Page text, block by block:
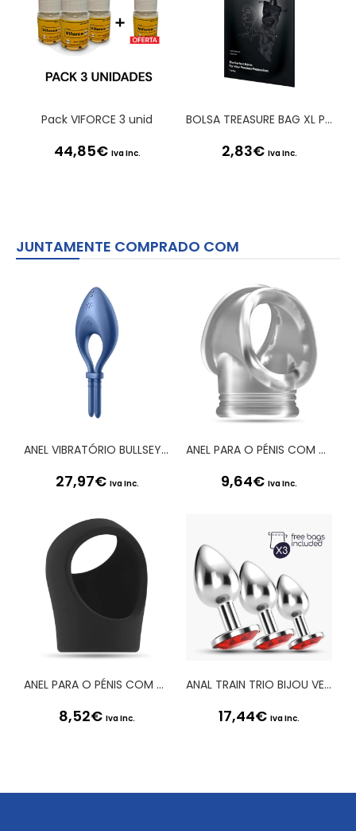
Pack VIFORCE 3 unid
44,85€ Iva Inc.
BOLSA TREASURE BAG XL PRETA SATISFYER
2,83€ Iva Inc.
JUNTAMENTE COMPRADO COM
ANEL VIBRATÓRIO BULLSEYE COM APP SATISFYER AZUL
27,97€ Iva Inc.
ANEL PARA O PÉNIS COM ALÇA PARA TESTÍCULOS SONO Nº48 TRANSPARENTE
9,64€ Iva Inc.
ANEL PARA O PÉNIS COM ALÇA PARA TESTÍCULOS SONO Nº45 PRETO
8,52€ Iva Inc.
ANAL TRAIN TRIO BIJOU VERMELHO CRUSHIOUS COM BOLSAS INDIVIDUAIS GRÁTIS
17,44€ Iva Inc.